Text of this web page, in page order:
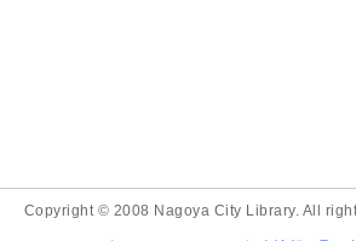
Copyright © 2008 Nagoya City Library. All